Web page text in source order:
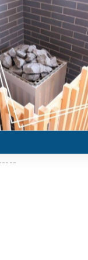
彩り豊かなサ
満喫
淡路島の美味し